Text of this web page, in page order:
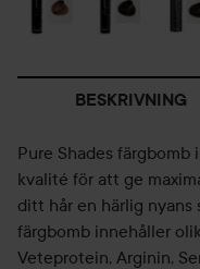
BESKRIVNING
Pure Shades
kvalité för att ge
ditt hår en härlig nyans
färgbomb innehåller
Veteprotein, Arginin,